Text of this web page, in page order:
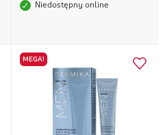
Niedostępny online
MEGA!